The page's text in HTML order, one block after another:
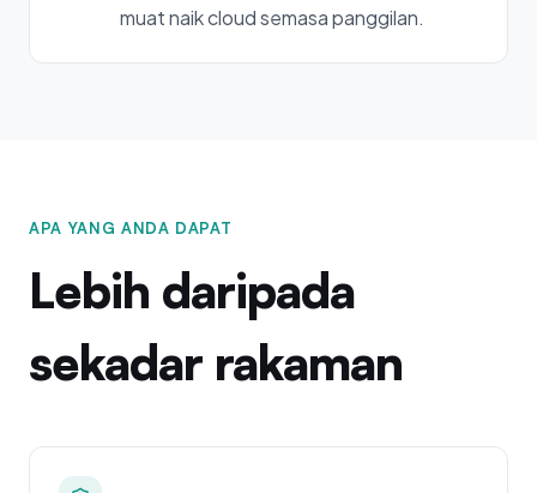
muat naik cloud semasa panggilan.
APA YANG ANDA DAPAT
Lebih daripada
sekadar rakaman